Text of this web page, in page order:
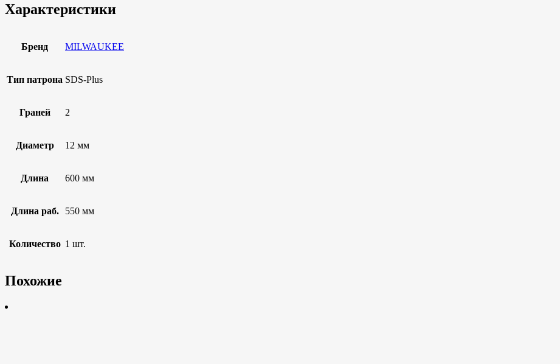
Характеристики
Бренд MILWAUKEE
Тип патрона SDS-Plus
Граней 2
Диаметр 12 мм
Длина 600 мм
Длина раб. 550 мм
Количество 1 шт.
Похожие